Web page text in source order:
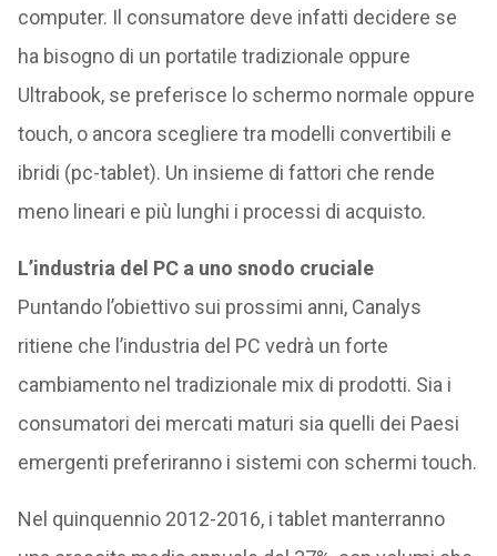
computer. Il consumatore deve infatti decidere se
ha bisogno di un portatile tradizionale oppure
Ultrabook, se preferisce lo schermo normale oppure
touch, o ancora scegliere tra modelli convertibili e
ibridi (pc-tablet). Un insieme di fattori che rende
meno lineari e più lunghi i processi di acquisto.
L’industria del PC a uno snodo cruciale
Puntando l’obiettivo sui prossimi anni, Canalys
ritiene che l’industria del PC vedrà un forte
cambiamento nel tradizionale mix di prodotti. Sia i
consumatori dei mercati maturi sia quelli dei Paesi
emergenti preferiranno i sistemi con schermi touch.
Nel quinquennio 2012-2016, i tablet manterranno